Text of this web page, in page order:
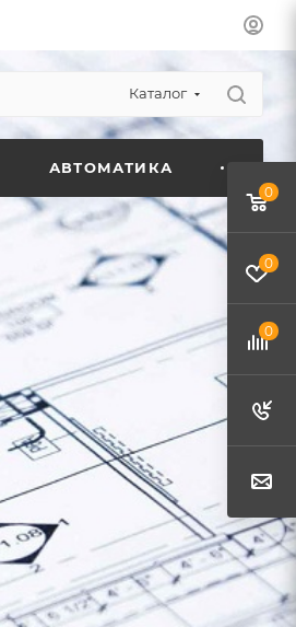
Каталог
АВТОМАТИКА
0
0
0